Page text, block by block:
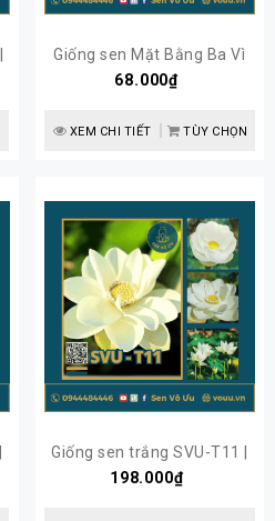
Giống sen Mặt Bằng Ba Vì
siêu hạt | Sen Vô Ưu
68.000₫
XEM CHI TIẾT TÙY CHỌN
Giống sen trắng SVU-T11 |
Sen Vô Ưu
198.000₫